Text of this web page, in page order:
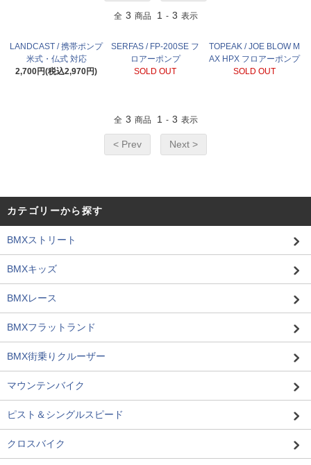
全 3 商品 1 - 3 表示
LANDCAST / 携帯ポンプ
米式・仏式 対応
2,700円(税込2,970円)
SERFAS / FP-200SE フ
ロアーポンプ
SOLD OUT
TOPEAK / JOE BLOW M
AX HPX フロアーポンプ
SOLD OUT
全 3 商品 1 - 3 表示
< Prev Next >
カテゴリーから探す
BMXストリート
BMXキッズ
BMXレース
BMXフラットランド
BMX街乗りクルーザー
マウンテンバイク
ピスト＆シングルスピード
クロスバイク